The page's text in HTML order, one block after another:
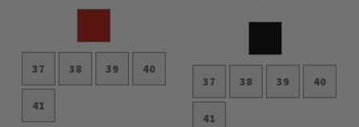
37 38 39 40
41
37 38 39 40
41